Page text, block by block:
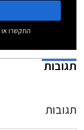
התקשרו או
תגובות
תגובות